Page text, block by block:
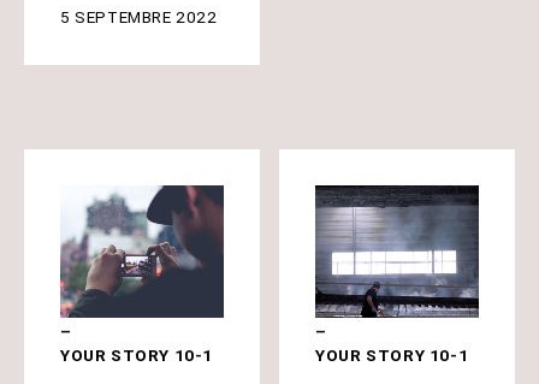
5 SEPTEMBRE 2022
YOUR STORY 10-1 YOUR STORY 10-1